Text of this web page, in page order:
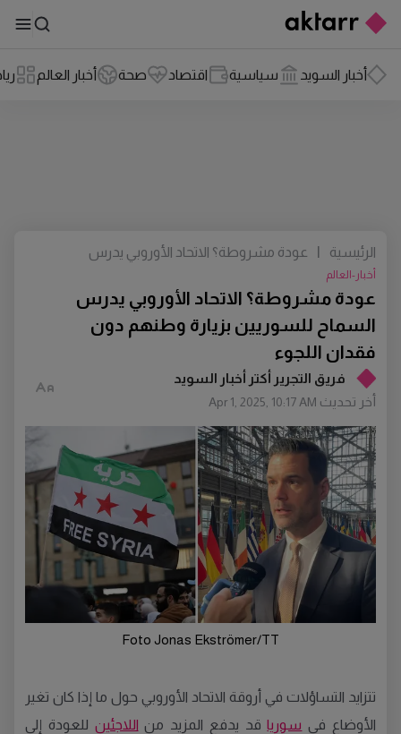
أخبار السويد سياسية اقتصاد صحة أخبار العالم
فريق التجرير أكتر أخبار السويد
أخر تحديث Apr 1, 2025, 10:17 AM
عودة مشروطة؟ الاتحاد الأوروبي يدرس
السماح للسوريين بزيارة وطنهم دون
فقدان اللجوء
أخبار-العالم
الرئيسية
عودة مشروطة؟ الاتحاد الأوروبي يدرس
فقدان اللجوء
Foto Jonas Ekströmer/TT
تتزايد التساؤلات في أروقة الاتحاد الأوروبي حول ما إذا كان تغير
الأوضاع في سورياقد يدفع المزيد من اللاجئين للعودة إلى